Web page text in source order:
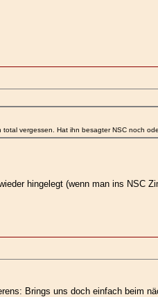
vergessen. Hat ihn besagter NSC noch
hingelegt (wenn man ins NSC
Brings uns doch einfach beim